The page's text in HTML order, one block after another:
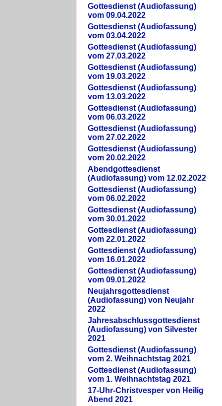
Gottesdienst (Audiofassung)
vom 09.04.2022
Gottesdienst (Audiofassung)
vom 03.04.2022
Gottesdienst (Audiofassung)
vom 27.03.2022
Gottesdienst (Audiofassung)
vom 19.03.2022
Gottesdienst (Audiofassung)
vom 13.03.2022
Gottesdienst (Audiofassung)
vom 06.03.2022
Gottesdienst (Audiofassung)
vom 27.02.2022
Gottesdienst (Audiofassung)
vom 20.02.2022
Abendgottesdienst
(Audiofassung) vom 12.02.2022
Gottesdienst (Audiofassung)
vom 06.02.2022
Gottesdienst (Audiofassung)
vom 30.01.2022
Gottesdienst (Audiofassung)
vom 22.01.2022
Gottesdienst (Audiofassung)
vom 16.01.2022
Gottesdienst (Audiofassung)
vom 09.01.2022
Neujahrsgottesdienst
(Audiofassung) von Neujahr
2022
Jahresabschlussgottesdienst
(Audiofassung) von Silvester
2021
Gottesdienst (Audiofassung)
vom 2. Weihnachtstag 2021
Gottesdienst (Audiofassung)
vom 1. Weihnachtstag 2021
17-Uhr-Christvesper von Heilig
Abend 2021